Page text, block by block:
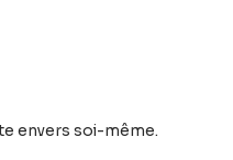
envers soi-même.